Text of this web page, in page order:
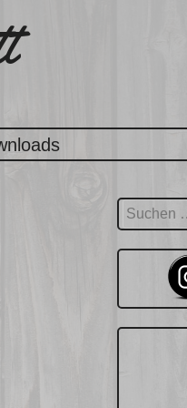
Suchen
nach: